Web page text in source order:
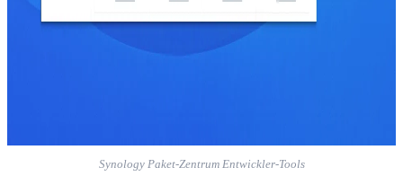
Synology Paket-Zentrum Entwickler-Tools